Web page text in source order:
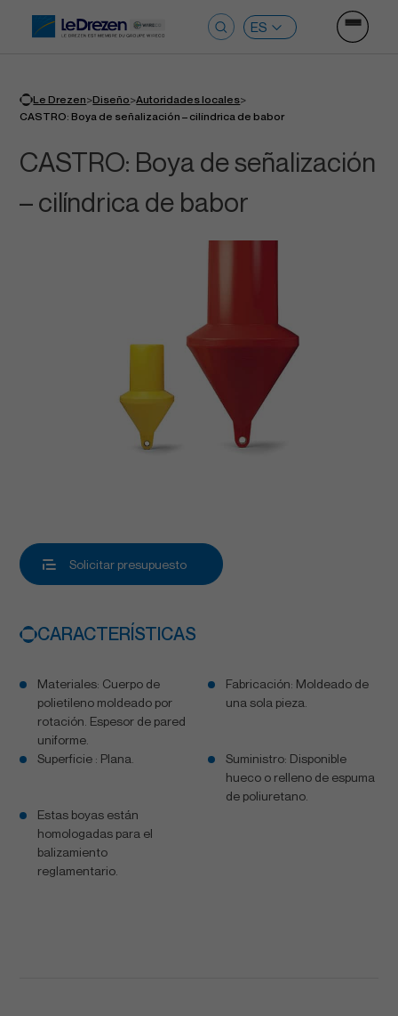
Ouvrir
Buscar:
Le Drezen>Diseño>Autoridades locales>
CASTRO: Boya de señalización – cilíndrica de babor
CASTRO: Boya de señalización
– cilíndrica de babor
Solicitar presupuesto
CARACTERÍSTICAS
Materiales: Cuerpo de
polietileno moldeado por
rotación. Espesor de pared
uniforme.
Fabricación: Moldeado de
una sola pieza.
Superficie : Plana.
Suministro: Disponible
hueco o relleno de espuma
de poliuretano.
Estas boyas están
homologadas para el
balizamiento
reglamentario.